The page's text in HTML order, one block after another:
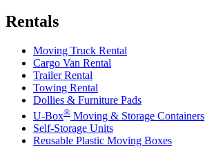
Rentals
Moving Truck Rental
Cargo Van Rental
Trailer Rental
Towing Rental
Dollies & Furniture Pads
U-Box® Moving & Storage Containers
Self-Storage Units
Reusable Plastic Moving Boxes